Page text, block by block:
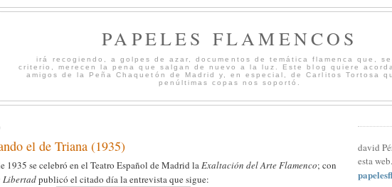
PAPELES FLAMENCOS
irá recogiendo, a golpes de azar, documentos de temática flamenca que,
criterio, merecen la pena que salgan de nuevo a la luz. Este blog quiere
amigos de la Peña Chaquetón de Madrid y, en especial, de Carlitos Tortosa
penúltimas copas nos soportó.
el de Triana (1935)
1935 se celebró en el Teatro Español de Madrid laExaltación del Arte Flamenco; con
Libertadpublicó el citado día la entrevista que sigue:
david
esta web.